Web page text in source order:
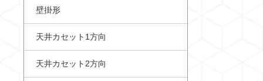
壁掛形
天井カセット1方向
天井カセット2方向